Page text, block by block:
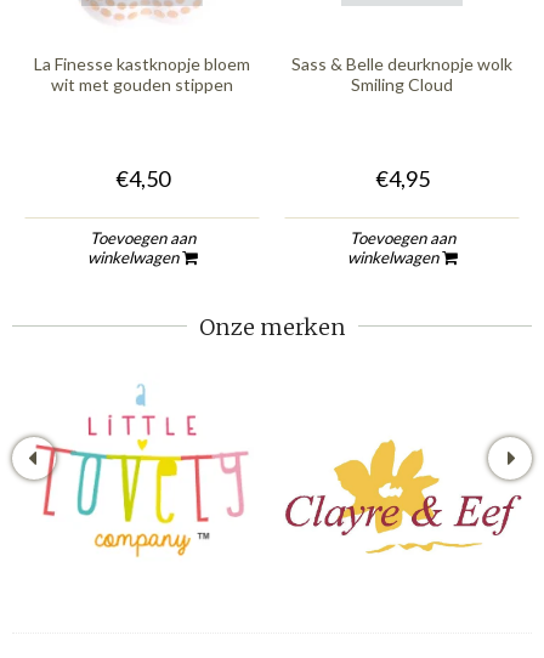
La Finesse kastknopje bloem
wit met gouden stippen
€4,50
Toevoegen aan
winkelwagen
Sass & Belle deurknopje wolk
Smiling Cloud
€4,95
Toevoegen aan
winkelwagen
Onze merken